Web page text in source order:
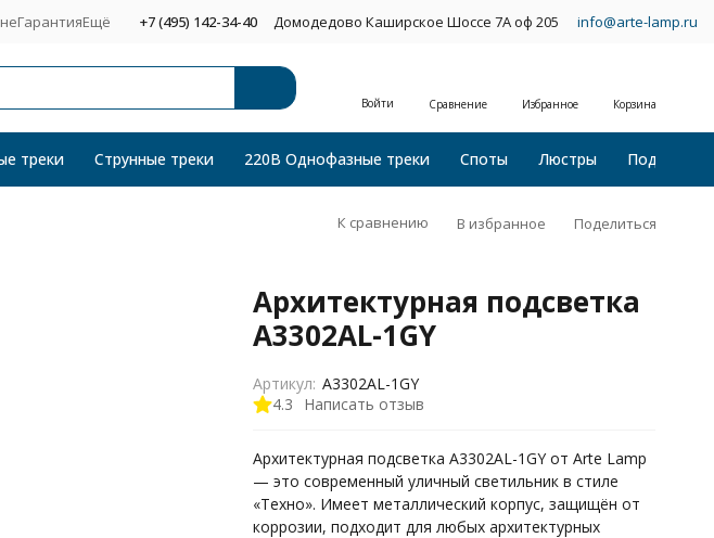
ГарантияЕщё +7 (495) 142-34-40 Домодедово Каширское Шоссе 7А оф 205 info@arte-lamp.ru
Войти Сравнение Избранное Корзина
треки Струнные треки 220В Однофазные треки Споты Люстры Подвесные
К сравнению В избранное Поделиться
Архитектурная подсветка
A3302AL-1GY
4.3 Написать отзыв
Артикул: A3302AL-1GY
Архитектурная подсветка A3302AL-1GY от Arte Lamp
— это современный уличный светильник в стиле
«Техно». Имеет металлический корпус, защищён от
коррозии, подходит для любых архитектурных